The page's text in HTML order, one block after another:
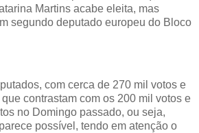
Martins acabe eleita, mas
segundo deputado europeu do Bloco
com cerca de 270 mil votos e
contrastam com os 200 mil votos e
no Domingo passado, ou seja,
possível, tendo em atenção o